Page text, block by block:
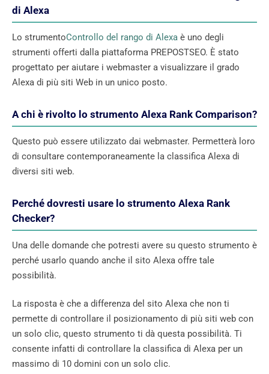
di Alexa
Lo strumentoControllo del rango di Alexa è uno degli
strumenti offerti dalla piattaforma PREPOSTSEO. È stato
progettato per aiutare i webmaster a visualizzare il grado
Alexa di più siti Web in un unico posto.
A chi è rivolto lo strumento Alexa Rank Comparison?
Questo può essere utilizzato dai webmaster. Permetterà loro
di consultare contemporaneamente la classifica Alexa di
diversi siti web.
Perché dovresti usare lo strumento Alexa Rank
Checker?
Una delle domande che potresti avere su questo strumento è
perché usarlo quando anche il sito Alexa offre tale
possibilità.
La risposta è che a differenza del sito Alexa che non ti
permette di controllare il posizionamento di più siti web con
un solo clic, questo strumento ti dà questa possibilità. Ti
consente infatti di controllare la classifica di Alexa per un
massimo di 10 domini con un solo clic.